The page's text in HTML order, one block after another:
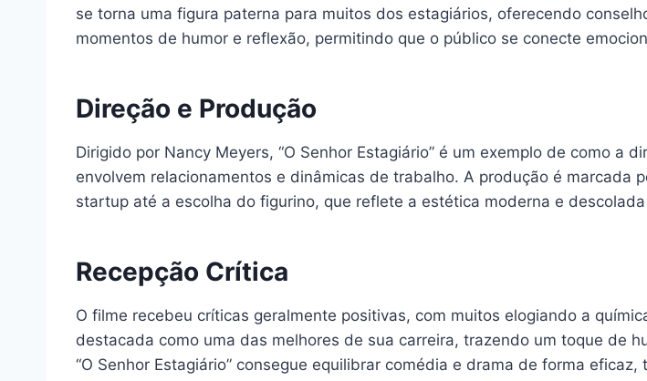
se torna uma figura paterna para muitos dos estagiários, oferecendo
momentos de humor e reflexão, permitindo que o público se conecte
Direção e Produção
Dirigido por Nancy Meyers, “O Senhor Estagiário” é um exemplo de como a
envolvem relacionamentos e dinâmicas de trabalho. A produção é
startup até a escolha do figurino, que reflete a estética moderna e
Recepção Crítica
O filme recebeu críticas geralmente positivas, com muitos elogiando a
destacada como uma das melhores de sua carreira, trazendo um toque de
“O Senhor Estagiário” consegue equilibrar comédia e drama de forma